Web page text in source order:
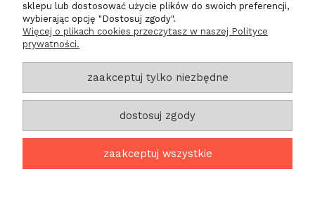
Zadzwoń do nas
sklep@life-star.pl
ul. Tylna 27a/6
sklepu lub dostosować użycie plików do swoich preferencji,
wybierając opcję "Dostosuj zgody".
Więcej o plikach cookies przeczytasz w naszej Polityce
prywatności.
zaakceptuj tylko niezbędne
dostosuj zgody
zaakceptuj wszystkie